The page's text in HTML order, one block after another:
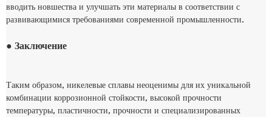
вводить новшества и улучшать эти материалы в соответствии с
развивающимися требованиями современной промышленности.
● Заключение
Таким образом, никелевые сплавы неоценимы для их уникальной
комбинации коррозионной стойкости, высокой прочности
температуры, пластичности, прочности и специализированных